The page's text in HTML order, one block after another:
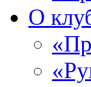
О